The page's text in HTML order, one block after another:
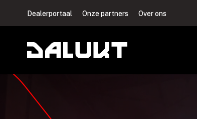
Dealerportaal Onze partners Over ons